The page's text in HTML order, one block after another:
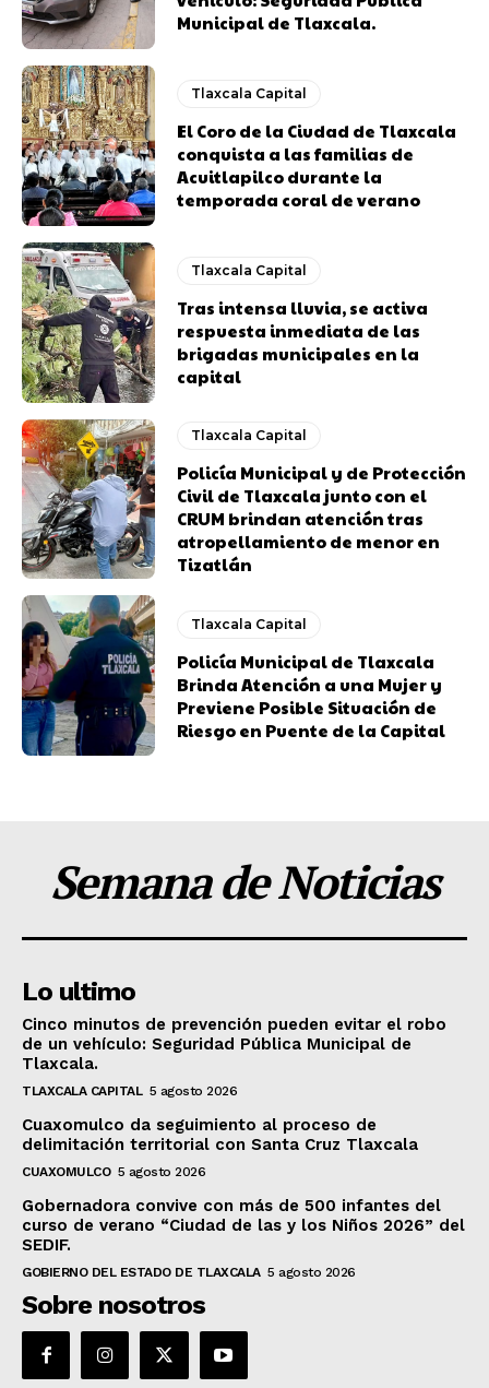
Municipal de Tlaxcala.
Tlaxcala Capital
El Coro de la Ciudad de Tlaxcala
conquista a las familias de
Acuitlapilco durante la
temporada coral de verano
Tlaxcala Capital
Tras intensa lluvia, se activa
respuesta inmediata de las
brigadas municipales en la
capital
Tlaxcala Capital
Policía Municipal y de Protección
Civil de Tlaxcala junto con el
CRUM brindan atención tras
atropellamiento de menor en
Tizatlán
Tlaxcala Capital
Policía Municipal de Tlaxcala
Brinda Atención a una Mujer y
Previene Posible Situación de
Riesgo en Puente de la Capital
Semana de Noticias
Lo ultimo
Cinco minutos de prevención pueden evitar el robo
de un vehículo: Seguridad Pública Municipal de
Tlaxcala.
TLAXCALA CAPITAL 5 agosto 2026
Cuaxomulco da seguimiento al proceso de
delimitación territorial con Santa Cruz Tlaxcala
CUAXOMULCO 5 agosto 2026
Gobernadora convive con más de 500 infantes del
curso de verano “Ciudad de las y los Niños 2026” del
SEDIF.
GOBIERNO DEL ESTADO DE TLAXCALA 5 agosto 2026
Sobre nosotros